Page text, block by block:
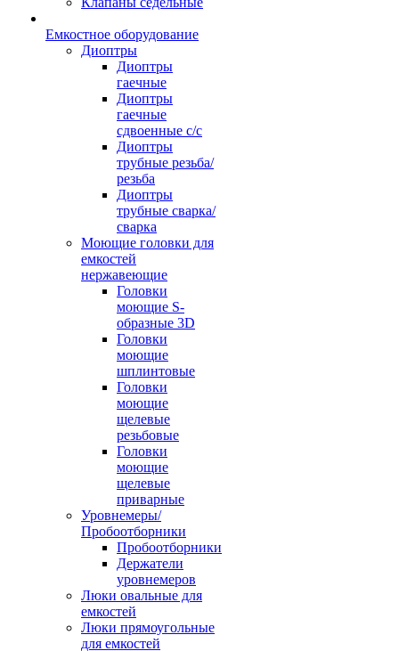
Емкостное оборудование
Диоптры
Диоптры
гаечные
Диоптры
гаечные
сдвоенные c/c
Диоптры
трубные резьба/
резьба
Диоптры
трубные сварка/
сварка
Моющие головки для
емкостей
нержавеющие
Головки
моющие S-
образные 3D
Головки
моющие
шплинтовые
Головки
моющие
щелевые
резьбовые
Головки
моющие
щелевые
приварные
Уровнемеры/
Пробоотборники
Пробоотборники
Держатели
уровнемеров
Люки овальные для
емкостей
Люки прямоугольные
для емкостей